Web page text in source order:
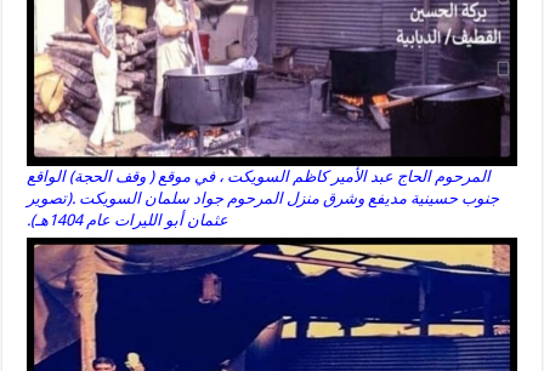
المرحوم الحاج عبد الأمير كاظم السويكت ، في موقع ( وقف الحجة) الواقع
جنوب حسينية مديفع وشرق منزل المرحوم جواد سلمان السويكت .(تصوير
عثمان أبو الليرات عام 1404هـ).